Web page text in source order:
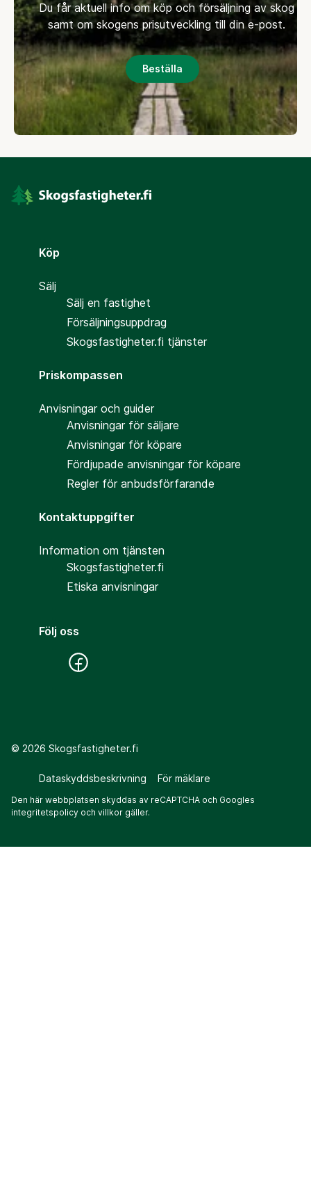
Du får aktuell info om köp och försäljning av skog
samt om skogens prisutveckling till din e-post.
Beställa
Köp
Sälj
Sälj en fastighet
Försäljningsuppdrag
Skogsfastigheter.fi tjänster
Priskompassen
Anvisningar och guider
Anvisningar för säljare
Anvisningar för köpare
Fördjupade anvisningar för köpare
Regler för anbudsförfarande
Kontaktuppgifter
Information om tjänsten
Skogsfastigheter.fi
Etiska anvisningar
Följ oss
© 2026 Skogsfastigheter.fi
Dataskyddsbeskrivning För mäklare
Den här webbplatsen skyddas av reCAPTCHA och Googles
integritetspolicy och villkor gäller.